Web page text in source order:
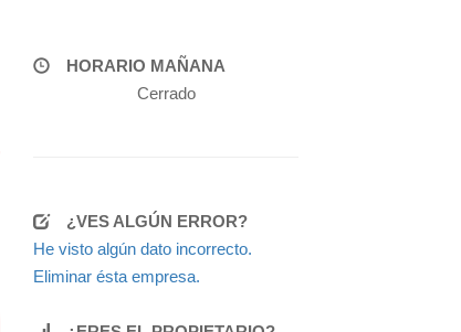
HORARIO MAÑANA
Cerrado
¿VES ALGÚN ERROR?
He visto algún dato incorrecto.
Eliminar ésta empresa.